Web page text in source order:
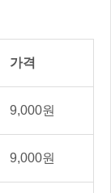
가격
9,000원
9,000원